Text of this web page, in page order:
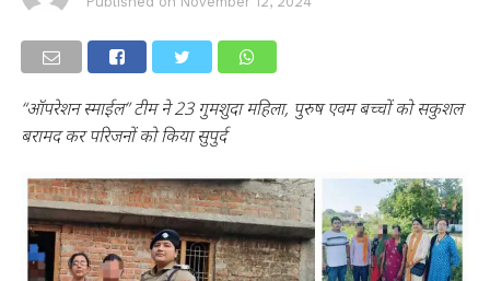
“ऑपरेशन स्माईल” टीम ने 23 गुमशुदा महिला, पुरुष एवम बच्चों को सकुशल
बरामद कर परिजनों को किया सुपुर्द